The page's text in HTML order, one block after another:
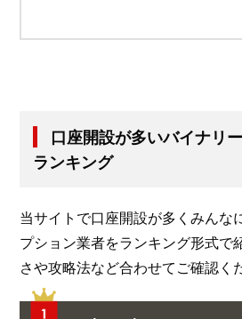
口座開設が多いバイナリ
ランキング
当サイトで口座開設が多くみんな
プション業者をランキング形式で
さや攻略法など合わせてご確認く